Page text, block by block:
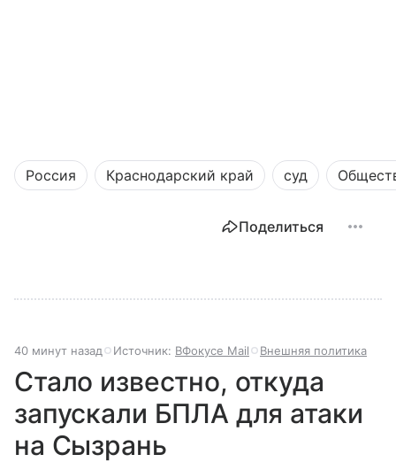
Россия Краснодарский край суд
Поделиться
40 минут назад Источник: ВФокусе Mail Внешняя политика
Стало известно, откуда
запускали БПЛА для атаки
на Сызрань